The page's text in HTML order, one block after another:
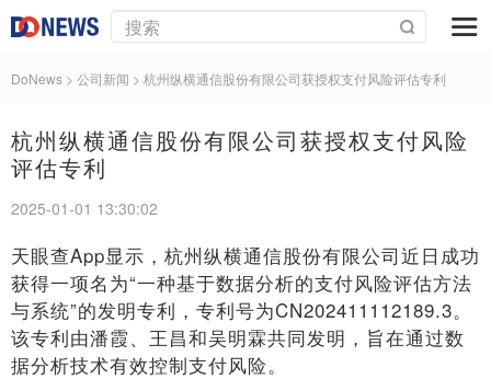
DoNews > 公司新闻 > 杭州纵横通信股份有限公司获授权支付风险评估专利
杭州纵横通信股份有限公司获授权支付风险
评估专利
2025-01-01 13:30:02
天眼查App显示，杭州纵横通信股份有限公司近日成功
获得一项名为“一种基于数据分析的支付风险评估方法
与系统”的发明专利，专利号为CN202411112189.3。
该专利由潘霞、王昌和吴明霖共同发明，旨在通过数
据分析技术有效控制支付风险。